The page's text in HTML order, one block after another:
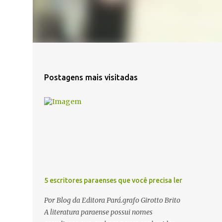
Postagens mais visitadas
5 escritores paraenses que você precisa ler
Por Blog da Editora Pará.grafo Girotto Brito
A literatura paraense possui nomes